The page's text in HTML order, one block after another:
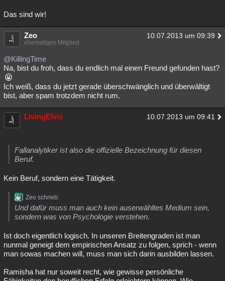
Das sind wir!
Zeo 10.07.2013 um 09:39
ehemaliges Mitglied
@KillingTime
Na, bist du froh, dass du endlich mal einen Freund gefunden hast?
Ich weiß, dass du jetzt gerade überschwänglich und überwältigt
bist, aber spam trotzdem nicht rum.
LivingElvis 10.07.2013 um 09:41
Fallanalytiker ist also die offizielle Bezeichnung für diesen
Beruf.
Kein Beruf, sondern eine Tätigkeit.
Zeo schrieb:
Und dafür muss man auch kein auserwähltes Medium sein,
sondern was von Psychologie verstehen.
Ist doch eigentlich logisch. In unseren Breitengraden ist man
nunmal geneigt dem empirischen Ansatz zu folgen, sprich - wenn
man sowas machen will, muss man sich darin ausbilden lassen.
Ramisha hat nur soweit recht, wie gewisse persönliche